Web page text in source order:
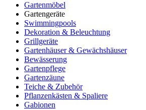
Gartenmöbel
Gartengeräte
Swimmingpools
Dekoration & Beleuchtung
Grillgeräte
Gartenhäuser & Gewächshäuser
Bewässerung
Gartenpflege
Gartenzäune
Teiche & Zubehör
Pflanzenkästen & Spaliere
Gabionen